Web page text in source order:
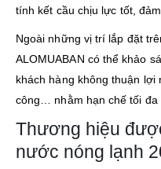
tính kết cầu chịu lực tốt,
Ngoài những vị trí lắp đặt
ALOMUABAN có thể khảo
khách hàng không thuận
công… nhằm hạn chế tối đa
Thương hiệu
nước nóng lạnh